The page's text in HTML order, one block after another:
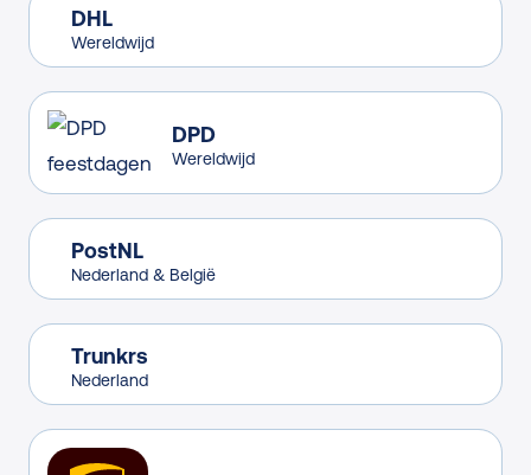
DHL
Wereldwijd
DPD
Wereldwijd
PostNL
Nederland & België
Trunkrs
Nederland